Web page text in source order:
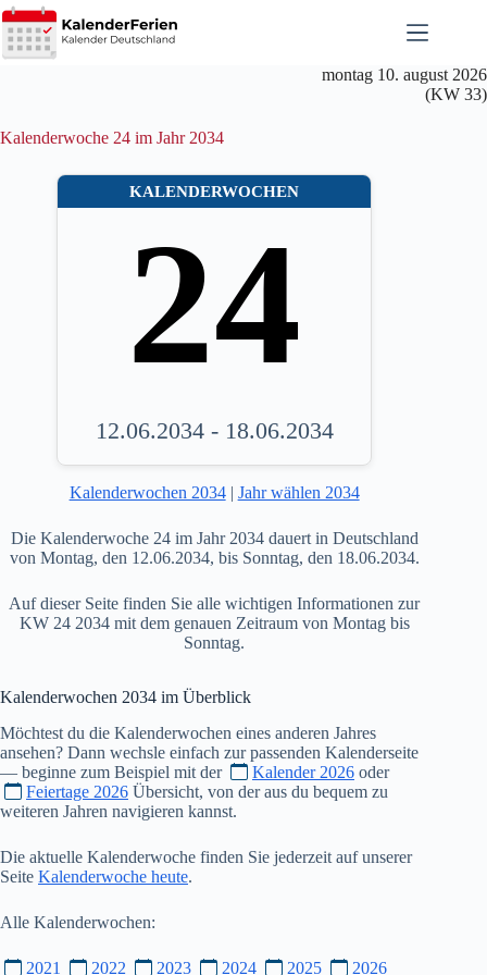
Zum
Inhalt
springen
montag 10. august 2026
(KW 33)
Kalenderwoche 24 im Jahr 2034
KALENDERWOCHEN
24
12.06.2034 - 18.06.2034
Kalenderwochen 2034| Jahr wählen 2034
Die Kalenderwoche 24 im Jahr 2034 dauert in Deutschland
von Montag, den 12.06.2034, bis Sonntag, den 18.06.2034.
Auf dieser Seite finden Sie alle wichtigen Informationen zur
KW 24 2034 mit dem genauen Zeitraum von Montag bis
Sonntag.
Kalenderwochen 2034 im Überblick
Möchtest du die Kalenderwochen eines anderen Jahres
ansehen? Dann wechsle einfach zur passenden Kalenderseite
— beginne zum Beispiel mit der
Kalender 2026 oder
Feiertage 2026 Übersicht, von der aus du bequem zu
weiteren Jahren navigieren kannst.
Die aktuelle Kalenderwoche finden Sie jederzeit auf unserer
Seite Kalenderwoche heute.
Alle Kalenderwochen:
2021 2022 2023 2024 2025 2026